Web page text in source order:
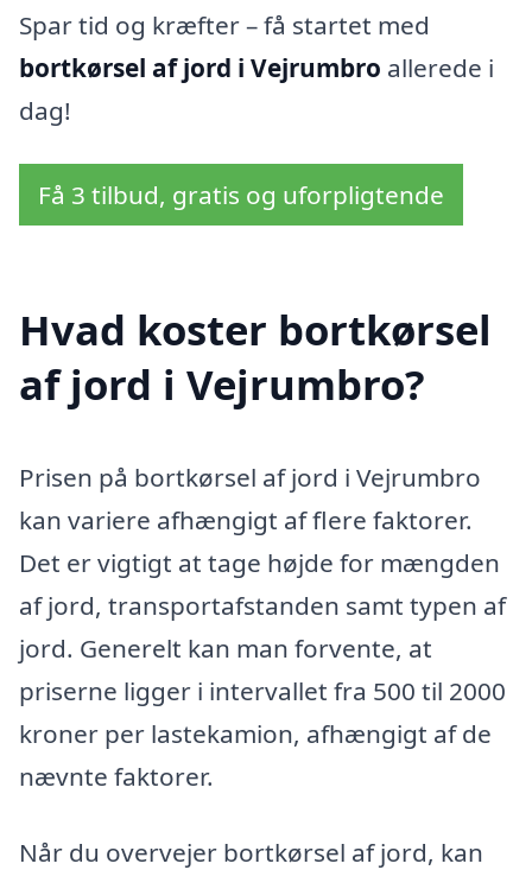
Spar tid og kræfter – få startet med
bortkørsel af jord i Vejrumbro allerede i
dag!
Få 3 tilbud, gratis og uforpligtende
Hvad koster bortkørsel
af jord i Vejrumbro?
Prisen på bortkørsel af jord i Vejrumbro
kan variere afhængigt af flere faktorer.
Det er vigtigt at tage højde for mængden
af jord, transportafstanden samt typen af
jord. Generelt kan man forvente, at
priserne ligger i intervallet fra 500 til 2000
kroner per lastekamion, afhængigt af de
nævnte faktorer.
Når du overvejer bortkørsel af jord, kan